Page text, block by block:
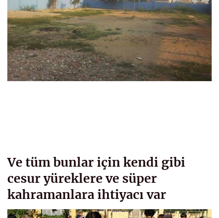
Ve tüm bunlar için kendi gibi
cesur yüreklere ve süper
kahramanlara ihtiyacı var